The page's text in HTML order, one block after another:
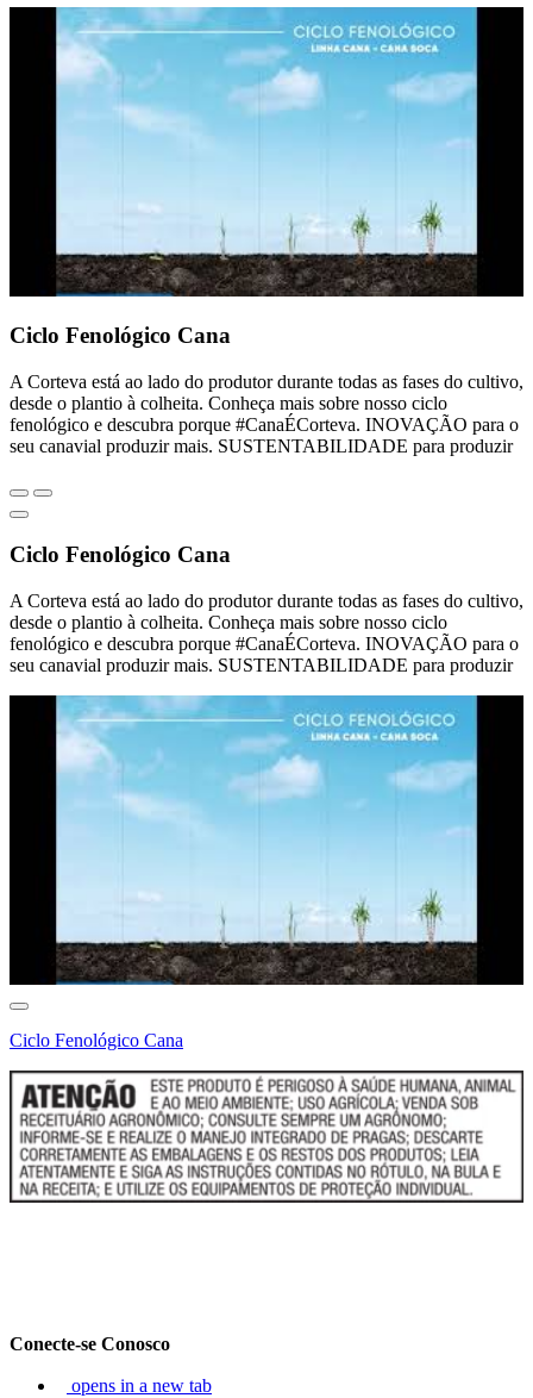
Ciclo Fenológico Cana
A Corteva está ao lado do produtor durante todas as fases do cultivo,
desde o plantio à colheita. Conheça mais sobre nosso ciclo
fenológico e descubra porque #CanaÉCorteva. INOVAÇÃO para o
seu canavial produzir mais. SUSTENTABILIDADE para produzir
Ciclo Fenológico Cana
A Corteva está ao lado do produtor durante todas as fases do cultivo,
desde o plantio à colheita. Conheça mais sobre nosso ciclo
fenológico e descubra porque #CanaÉCorteva. INOVAÇÃO para o
seu canavial produzir mais. SUSTENTABILIDADE para produzir
Ciclo Fenológico Cana
Conecte-se Conosco
opens in a new tab